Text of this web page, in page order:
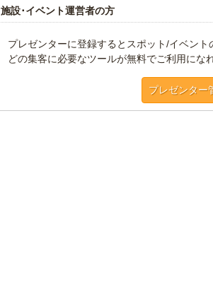
施設･イベント運営者の方
プレゼンターに登録するとスポット/イベン
どの集客に必要なツールが無料でご利用にな
プレゼンター